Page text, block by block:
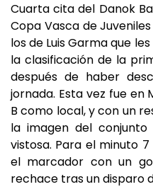
Cuarta cita del Danok
Copa Vasca de
los de Luis Garma que
la clasificación de la
después de haber
jornada. Esta vez fue en
B como local, y con un
la imagen del
vistosa. Para el minuto
el marcador con un
rechace tras un disparo